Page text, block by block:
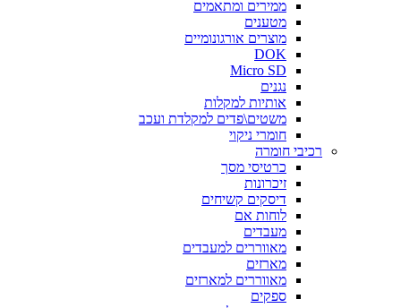
ממירים ומתאמים
מטענים
מוצרים אורגונומיים
DOK
Micro SD
נגנים
אותיות למקלות
משטים\פדים למקלדת ועכב
חומרי ניקוי
רכיבי חומרה
כרטיסי מסך
זיכרונות
דיסקים קשיחים
לוחות אם
מעבדים
מאווררים למעבדים
מארזים
מאווררים למארזים
ספקים